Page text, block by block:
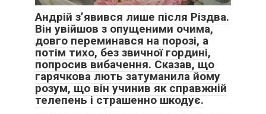
Андрій з’явився лише після Різдва.
Він увійшов з опущеними очима,
довго переминався на порозі, а
потім тихо, без звичної гордині,
попросив вибачення. Сказав, що
гарячкова лють затуманила йому
розум, що він учинив як справжній
телепень і страшенно шкодує.